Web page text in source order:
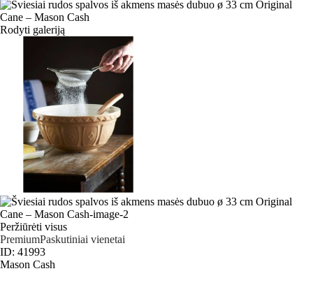
Rodyti galeriją
Peržiūrėti visus
PremiumPaskutiniai vienetai
ID: 41993
Mason Cash